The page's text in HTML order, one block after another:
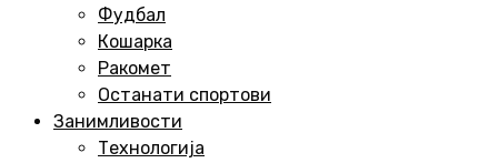
Фудбал
Кошарка
Ракомет
Останати спортови
Занимливости
Технологија